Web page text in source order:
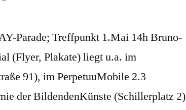
Parade; Treffpunkt 1.Mai 14h Bruno-
(Flyer, Plakate) liegt u.a. im
91), im PerpetuuMobile 2.3
der BildendenKünste (Schillerplatz 2)